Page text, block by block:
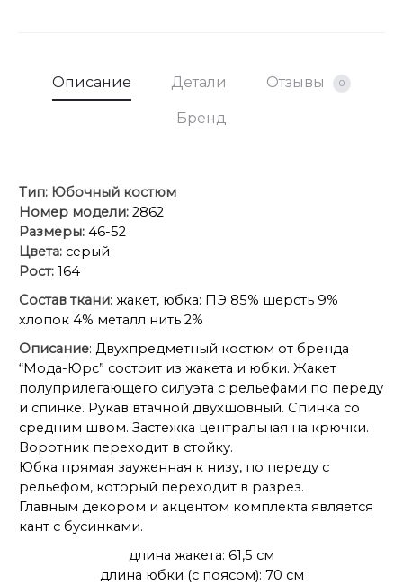
Описание Детали Отзывы 0
Бренд
Тип: Юбочный костюм
Номер модели: 2862
Размеры: 46-52
Цвета: серый
Рост: 164
Состав ткани: жакет, юбка: ПЭ 85% шерсть 9%
хлопок 4% металл нить 2%
Описание: Двухпредметный костюм от бренда
“Мода-Юрс” состоит из жакета и юбки. Жакет
полуприлегающего силуэта с рельефами по переду
и спинке. Рукав втачной двухшовный. Спинка со
средним швом. Застежка центральная на крючки.
Воротник переходит в стойку.
Юбка прямая зауженная к низу, по переду с
рельефом, который переходит в разрез.
Главным декором и акцентом комплекта является
кант с бусинками.
длина жакета: 61,5 см
длина юбки (с поясом): 70 см